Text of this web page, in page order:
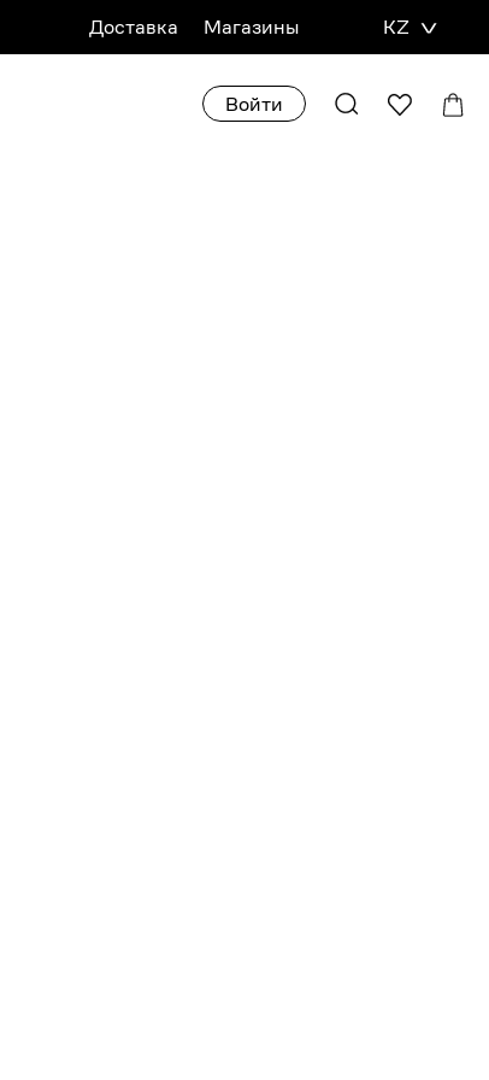
Доставка Магазины KZ
Войти